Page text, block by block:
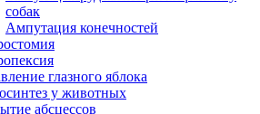
собак
Ампутация конечностей
глазного яблока
у животных
абсцессов